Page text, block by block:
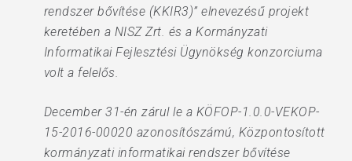
rendszer bővítése (KKIR3)” elnevezésű projekt
keretében a NISZ Zrt. és a Kormányzati
Informatikai Fejlesztési Ügynökség konzorciuma
volt a felelős.
December 31-én zárul le a KÖFOP-1.0.0-VEKOP-
15-2016-00020 azonosítószámú, Központosított
kormányzati informatikai rendszer bővítése